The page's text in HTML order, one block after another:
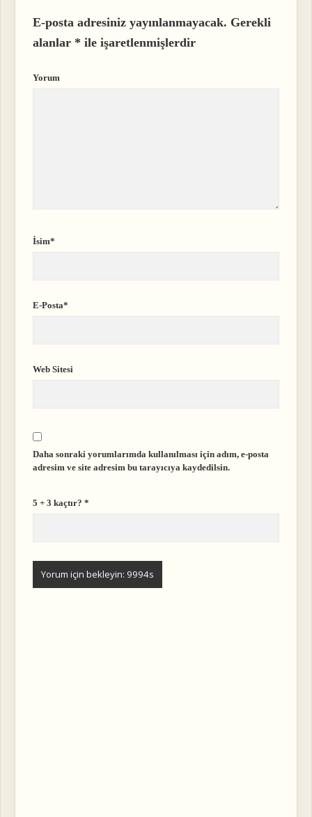
E-posta adresiniz yayınlanmayacak. Gerekli
alanlar * ile işaretlenmişlerdir
Yorum
İsim*
E-Posta*
Web Sitesi
Daha sonraki yorumlarımda kullanılması için adım, e-posta
adresim ve site adresim bu tarayıcıya kaydedilsin.
5 + 3 kaçtır?*